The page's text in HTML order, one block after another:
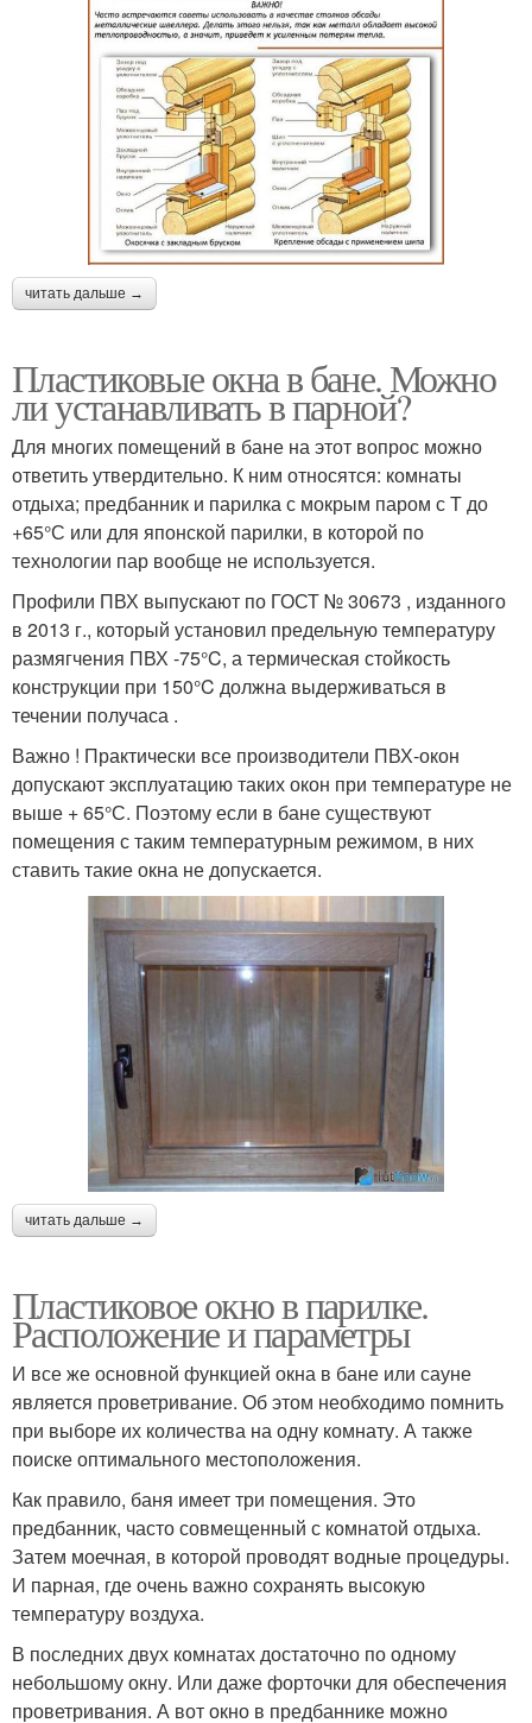
читать дальше →
Пластиковые окна в бане. Можно
ли устанавливать в парной?
Для многих помещений в бане на этот вопрос можно
ответить утвердительно. К ним относятся: комнаты
отдыха; предбанник и парилка с мокрым паром с Т до
+65°С или для японской парилки, в которой по
технологии пар вообще не используется.
Профили ПВХ выпускают по ГОСТ № 30673 , изданного
в 2013 г., который установил предельную температуру
размягчения ПВХ -75°C, а термическая стойкость
конструкции при 150°C должна выдерживаться в
течении получаса .
Важно ! Практически все производители ПВХ-окон
допускают эксплуатацию таких окон при температуре не
выше + 65°С. Поэтому если в бане существуют
помещения с таким температурным режимом, в них
ставить такие окна не допускается.
читать дальше →
Пластиковое окно в парилке.
Расположение и параметры
И все же основной функцией окна в бане или сауне
является проветривание. Об этом необходимо помнить
при выборе их количества на одну комнату. А также
поиске оптимального местоположения.
Как правило, баня имеет три помещения. Это
предбанник, часто совмещенный с комнатой отдыха.
Затем моечная, в которой проводят водные процедуры.
И парная, где очень важно сохранять высокую
температуру воздуха.
В последних двух комнатах достаточно по одному
небольшому окну. Или даже форточки для обеспечения
проветривания. А вот окно в предбаннике можно